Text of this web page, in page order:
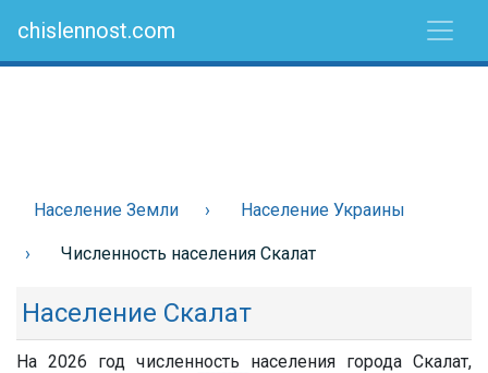
chislennost.com
Население Земли Население Украины
Численность населения Скалат
Население Скалат
На 2026 год численность населения города Скалат,